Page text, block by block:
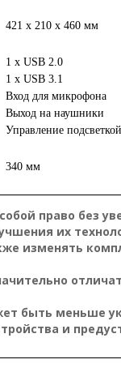
421 х 210 х 460 мм
1 х USB 2.0
1 х USB 3.1
Вход для микрофона
Выход на наушники
Управление подсветкой
340 мм
право без
их
изменять
быть меньше
и